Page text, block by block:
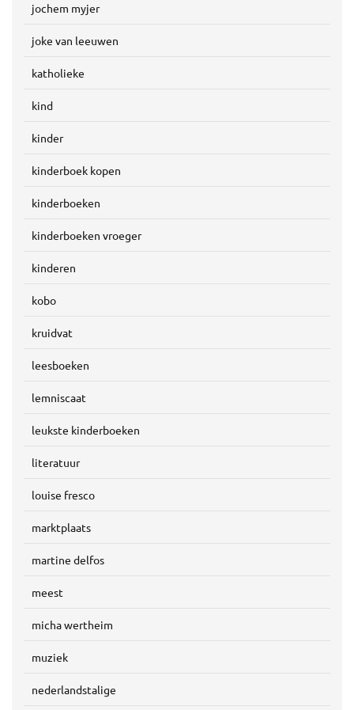
jochem myjer
joke van leeuwen
katholieke
kind
kinder
kinderboek kopen
kinderboeken
kinderboeken vroeger
kinderen
kobo
kruidvat
leesboeken
lemniscaat
leukste kinderboeken
literatuur
louise fresco
marktplaats
martine delfos
meest
micha wertheim
muziek
nederlandstalige